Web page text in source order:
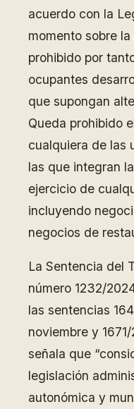
acuerdo con la
momento sobre
prohibido por
ocupantes
que supongan
Queda prohibido
cualquiera de las
las que integran
ejercicio de
incluyendo
negocios de
La Sentencia del
número 1232/
las sentencias
noviembre y
señala que
legislación
autonómica y